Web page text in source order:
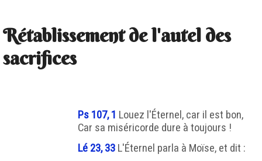
Rétablissement de l'autel des
sacrifices
Ps 107, 1 Louez l'Éternel, car il est bon,
Car sa miséricorde dure à toujours !
Lé 23, 33 L'Éternel parla à Moïse, et dit :